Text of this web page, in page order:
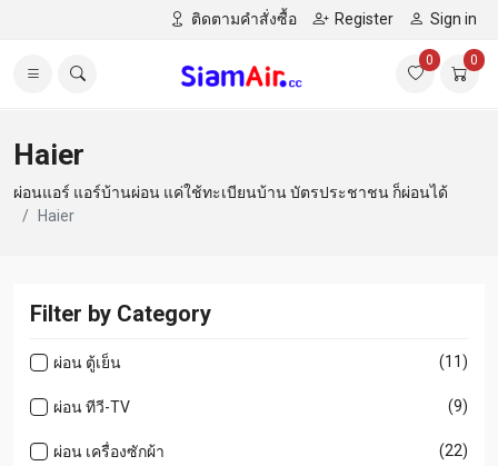
ติดตามคำสั่งซื้อ Register Sign in
0 0
Haier
ผ่อนแอร์ แอร์บ้านผ่อน แค่ใช้ทะเบียนบ้าน บัตรประชาชน ก็ผ่อนได้
Haier
Filter by Category
ผ่อน ตู้เย็น (11)
ผ่อน ทีวี-TV (9)
ผ่อน เครื่องซักผ้า (22)